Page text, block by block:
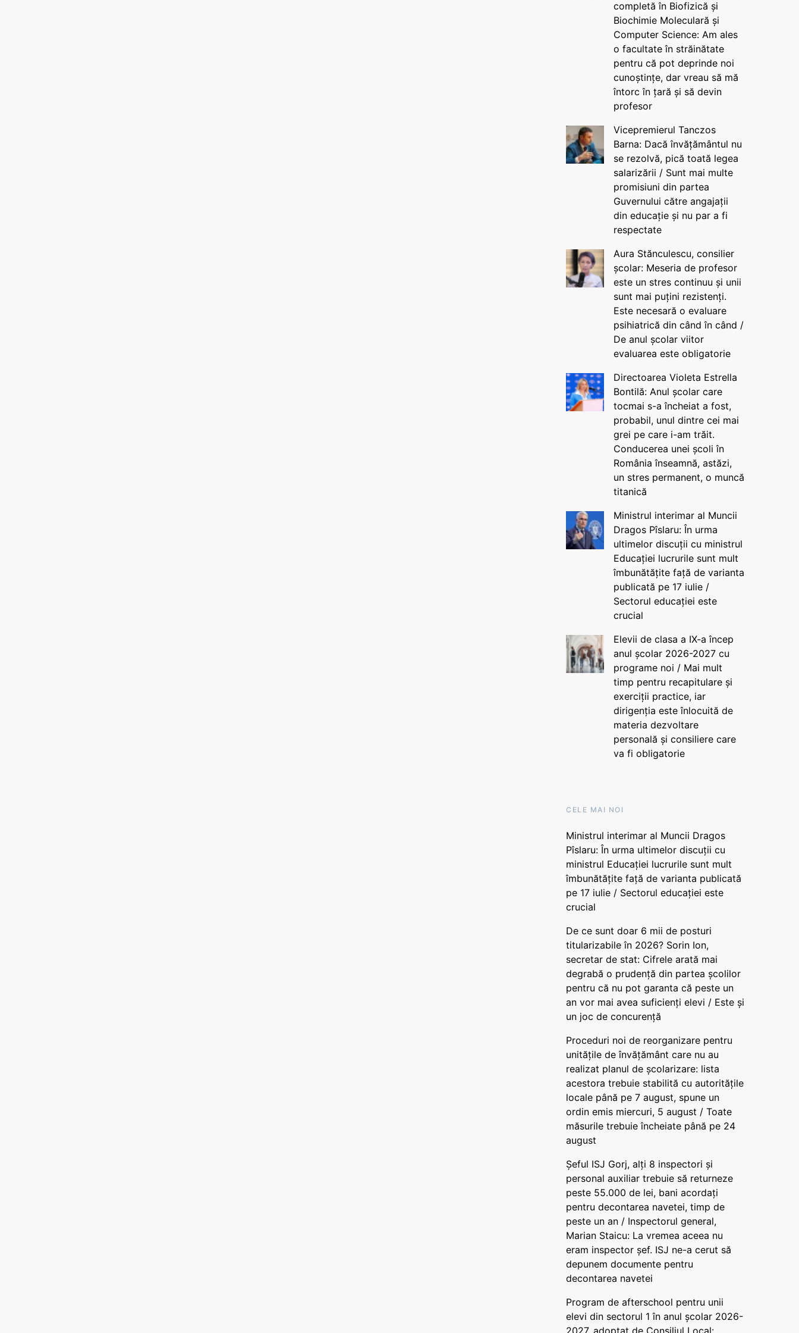
completă în Biofizică și
Biochimie Moleculară și
Computer Science: Am ales
o facultate în străinătate
pentru că pot deprinde noi
cunoștințe, dar vreau să mă
întorc în țară și să devin
profesor
Vicepremierul Tanczos
Barna: Dacă învățământul nu
se rezolvă, pică toată legea
salarizării / Sunt mai multe
promisiuni din partea
Guvernului către angajații
din educație și nu par a fi
respectate
Aura Stănculescu, consilier
școlar: Meseria de profesor
este un stres continuu și unii
sunt mai puțini rezistenți.
Este necesară o evaluare
psihiatrică din când în când /
De anul școlar viitor
evaluarea este obligatorie
Directoarea Violeta Estrella
Bontilă: Anul școlar care
tocmai s-a încheiat a fost,
probabil, unul dintre cei mai
grei pe care i-am trăit.
Conducerea unei școli în
România înseamnă, astăzi,
un stres permanent, o muncă
titanică
Ministrul interimar al Muncii
Dragos Pîslaru: În urma
ultimelor discuții cu ministrul
Educației lucrurile sunt mult
îmbunătățite față de varianta
publicată pe 17 iulie /
Sectorul educației este
crucial
Elevii de clasa a IX-a încep
anul școlar 2026-2027 cu
programe noi / Mai mult
timp pentru recapitulare și
exerciții practice, iar
dirigenția este înlocuită de
materia dezvoltare
personală și consiliere care
va fi obligatorie
CELE MAI NOI
Ministrul interimar al Muncii Dragos
Pîslaru: În urma ultimelor discuții cu
ministrul Educației lucrurile sunt mult
îmbunătățite față de varianta publicată
pe 17 iulie / Sectorul educației este
crucial
De ce sunt doar 6 mii de posturi
titularizabile în 2026? Sorin Ion,
secretar de stat: Cifrele arată mai
degrabă o prudență din partea școlilor
pentru că nu pot garanta că peste un
an vor mai avea suficienți elevi / Este și
un joc de concurență
Proceduri noi de reorganizare pentru
unitățile de învățământ care nu au
realizat planul de școlarizare: lista
acestora trebuie stabilită cu autoritățile
locale până pe 7 august, spune un
ordin emis miercuri, 5 august / Toate
măsurile trebuie încheiate până pe 24
august
Șeful ISJ Gorj, alți 8 inspectori și
personal auxiliar trebuie să returneze
peste 55.000 de lei, bani acordați
pentru decontarea navetei, timp de
peste un an / Inspectorul general,
Marian Staicu: La vremea aceea nu
eram inspector șef. ISJ ne-a cerut să
depunem documente pentru
decontarea navetei
Program de afterschool pentru unii
elevi din sectorul 1 în anul școlar 2026-
2027, adoptat de Consiliul Local: